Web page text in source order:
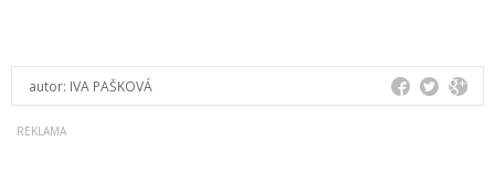
autor: IVA PAŠKOVÁ